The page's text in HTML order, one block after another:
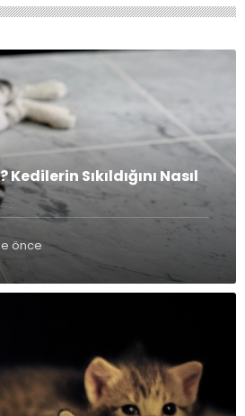
Kedilerin Sıkıldığını Nasıl
önce